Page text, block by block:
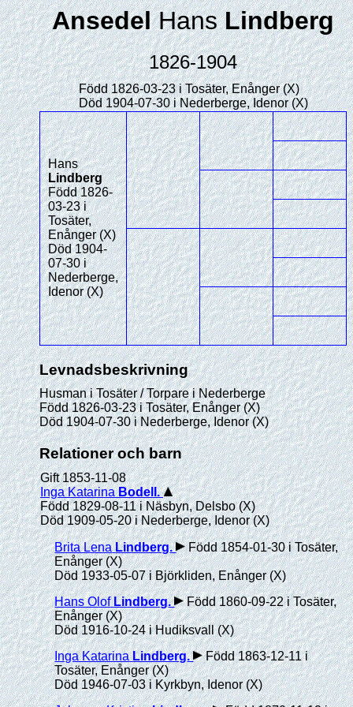
AnsedelHans Lindberg
1826-1904
Född 1826-03-23 i Tosäter, Enånger (X)
Död 1904-07-30 i Nederberge, Idenor (X)
Hans
Lindberg
Född 1826-
03-23 i
Tosäter,
Enånger (X)
Död 1904-
07-30 i
Nederberge,
Idenor (X)
Levnadsbeskrivning
Husman i Tosäter / Torpare i Nederberge
Född 1826-03-23 i Tosäter, Enånger (X)
Död 1904-07-30 i Nederberge, Idenor (X)
Relationer och barn
Gift 1853-11-08
Inga Katarina Bodell.
Född 1829-08-11 i Näsbyn, Delsbo (X)
Död 1909-05-20 i Nederberge, Idenor (X)
Brita Lena Lindberg.
Född 1854-01-30 i Tosäter,
Enånger (X)
Död 1933-05-07 i Björkliden, Enånger (X)
Hans Olof Lindberg.
Född 1860-09-22 i Tosäter,
Enånger (X)
Död 1916-10-24 i Hudiksvall (X)
Inga Katarina Lindberg.
Född 1863-12-11 i
Tosäter, Enånger (X)
Död 1946-07-03 i Kyrkbyn, Idenor (X)